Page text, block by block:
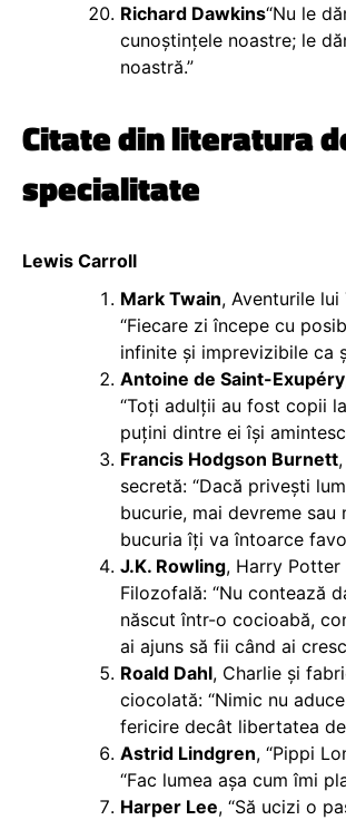
Richard Dawkins“Nu le
cunoștințele noastre; le
noastră.”
Citate din literatura
specialitate
Lewis Carroll
Mark Twain, Aventurile lui
“Fiecare zi începe cu
infinite și imprevizibile ca
Antoine de Saint-Exupéry
“Toți adulții au fost copii
puțini dintre ei își amintesc
Francis Hodgson Burnett
secretă: “Dacă privești
bucurie, mai devreme sau
bucuria îți va întoarce
J.K. Rowling, Harry Potter
Filozofală: “Nu contează
născut într-o cocioabă,
ai ajuns să fii când ai
Roald Dahl, Charlie și
ciocolată: “Nimic nu
fericire decât libertatea
Astrid Lindgren, “Pippi
“Fac lumea așa cum îmi
Harper Lee, “Să ucizi o